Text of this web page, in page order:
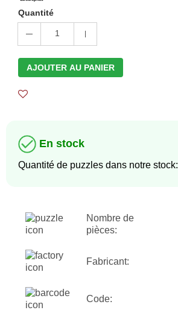
Quantité
1
AJOUTER AU PANIER
En stock
Quantité de puzzles dans notre stock:
Nombre de
pièces:
Fabricant:
Code: